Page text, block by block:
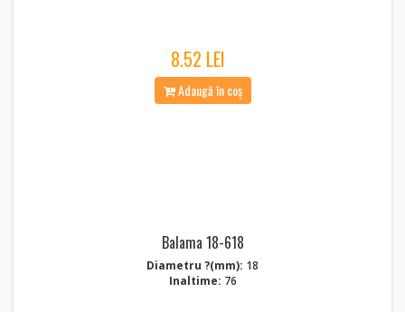
8.52 LEI
Adaugă în coș
Balama 18-618
Diametru ?(mm): 18
Inaltime: 76